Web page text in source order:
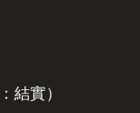
結實）